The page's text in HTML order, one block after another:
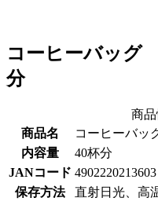
コーヒーバッグ
分
商
商品名
コーヒーバッ
内容量
40杯分
JANコード
保存方法
直射日光、高